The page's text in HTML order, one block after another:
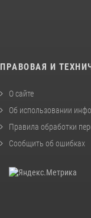
ПРАВОВАЯ И
О сайте
Об использовании
Правила обработки
Сообщить об ошибках